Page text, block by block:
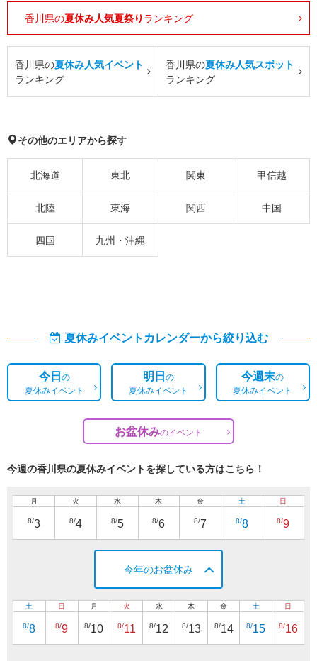
香川県の夏休み人気夏祭り ランキング
香川県の夏休み人気イベント
ランキング
香川県の夏休み人気スポット
ランキング
その他のエリアから探す
北海道 東北 関東 甲信越
北陸 東海 関西 中国
四国 九州・沖縄
夏休みイベントカレンダーから絞り込む
今日の
夏休みイベント
明日の
夏休みイベント
今週末の
夏休みイベント
お盆休みのイベント
今週の香川県の夏休みイベントを探している方はこちら！
月
8/3
火
8/4
水
8/5
木
8/6
金
8/7
土
8/8
日
8/9
今年のお盆休み
土
8/8
日
8/9
月
8/10
火
8/11
水
8/12
木
8/13
金
8/14
土
8/15
日
8/16